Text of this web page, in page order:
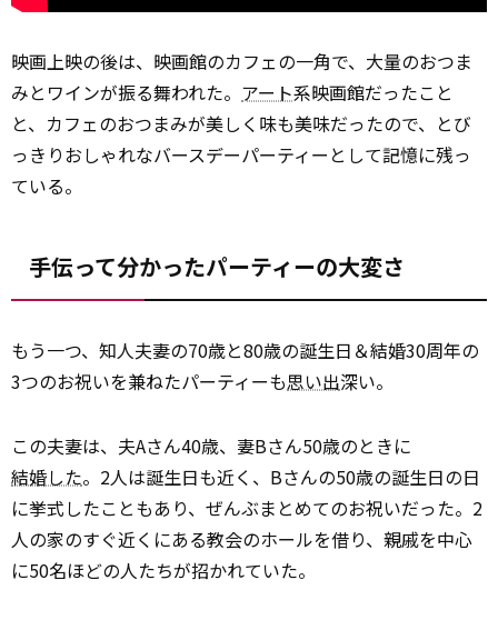
映画上映の後は、映画館のカフェの一角で、大量のおつま
みとワインが振る舞われた。 アート系映画館だったこと
と、カフェのおつまみが美しく味も美味だったので、とび
っきりおしゃれなバースデーパーティーとして記憶に残っ
ている。
手伝って分かったパーティーの大変さ
もう一つ、知人夫妻の70歳と80歳の誕生日＆結婚30周年の
3つのお祝いを兼ねたパーティーも思い出深い。
この夫妻は、夫Aさん40歳、妻Bさん50歳のときに
結婚した。2人は誕生日も近く、Bさんの50歳の誕生日の日
に挙式したこともあり、ぜんぶまとめてのお祝いだった。2
人の家のすぐ近くにある教会のホールを借り、親戚を中心
に50名ほどの人たちが招かれていた。